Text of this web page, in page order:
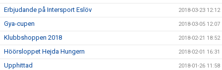
Erbjudande på Intersport Eslöv 2018-03-23 12:12
Gya-cupen 2018-03-05 12:07
Klubbshoppen 2018 2018-02-21 18:52
Höörsloppet Hejda Hungern 2018-02-01 16:31
Upphittad 2018-01-26 11:58